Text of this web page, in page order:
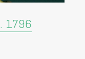
1796